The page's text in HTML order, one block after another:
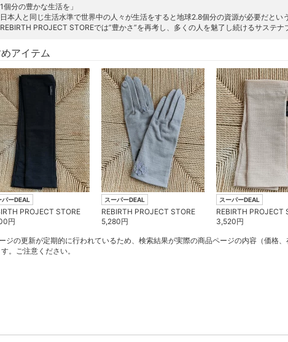
1個分の豊かな生活を」
本人と同じ生活水準で世界中の人々が生活をすると地球2.8個分の資源が必要だとい
PROJECT STOREでは”豊かさ”を再考し、多くの人を魅了し続けるサステナ
アイテム
パーDEAL
PROJECT STORE
円
スーパーDEAL
REBIRTH PROJECT STORE
5,280円
スーパーDEAL
REBIRTH PROJECT
3,520円
ジの更新が定期的に行われているため、検索結果が実際の商品ページの内容（価格
。ご注意ください。